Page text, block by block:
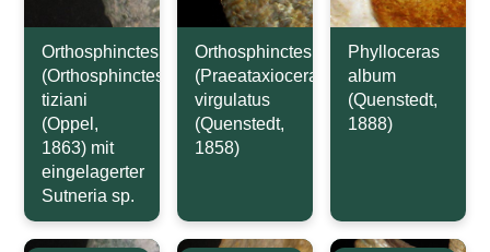
Orthosphinctes
(Orthosphinctes)
tiziani
(Oppel,
1863) mit
eingelagerter
Sutneria sp.
Orthosphinctes
(Praeataxioceras)
virgulatus
(Quenstedt,
1858)
Phylloceras
album
(Quenstedt,
1888)